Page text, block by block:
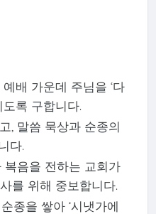
배 가운데 주님을 ‘다
록 구합니다.
, 말씀 묵상과 순종의
다.
음을 전하는 교회가
를 위해 중보합니다.
종을 쌓아 ‘시냇가에